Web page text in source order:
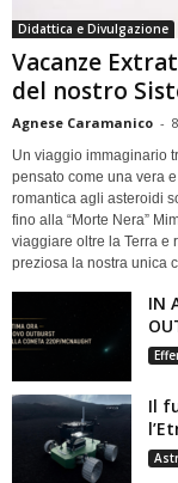
Didattica e Divulgazione
Vacanze
del nostro
Agnese Caramanico -
Un viaggio immaginario
pensato come una vera
romantica agli asteroidi
fino alla “Morte Nera”
viaggiare oltre la Terra e
preziosa la nostra unica
IN
Il